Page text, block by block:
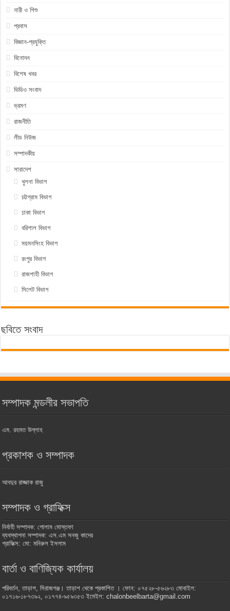
নারী ও শিশু
প্রবাস
বিজ্ঞান-প্রযুক্তি
বিনোদন
বিশেষ খবর
ভিডিও সংবাদ
ভ্রমণ
রাজনীতি
লীড নিউজ
সম্পাদকীয়
সারাদেশ
খুলনা বিভাগ
চট্টগ্রাম বিভাগ
ঢাকা বিভাগ
বরিশাল বিভাগ
ময়মনসিংহ বিভাগ
রংপুর বিভাগ
রাজশাহী বিভাগ
সিলেট বিভাগ
ছবিতে সংবাদ
সম্পাদক মন্ডলীর সভাপতি
এম. রহমত উল্লাহ
প্রকাশক ও সম্পাদক
আবদুর রাজ্জাক রাজু
সম্পাদক ও গ্রাফিক্স
নির্বাহী সম্পাদক: গোলাম মোস্তফা
ব্যবস্থাপনা সম্পাদক: এস.এম সনজু কাদের
গ্রাফিক্স: মো: মনিরুল ইসলাম
বার্তা ও বাণিজ্যিক কার্যালয়
পরিবর্তন, তাড়াশ, সিরাজগঞ্জ। তাড়াশ থেকে প্রকাশিত । ফোন: ০৭৫২৮-৫৬২৮৩ মোবাইল:
০১৭১৬-১৮৭৩৯২, ০১৭৭৪-৯৫৯৩৫৩ ইমেইল: chalonbeelbarta@gmail.com